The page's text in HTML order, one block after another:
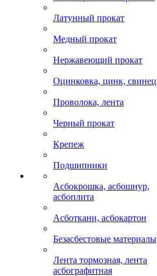
Латунный прокат
Медный прокат
Нержавеющий прокат
Оцинковка, цинк, свинец
Проволока, лента
Черный прокат
Крепеж
Подшипники
Асбокрошка, асбошнур,
асбоплита
Асботкани, асбокартон
Безасбестовые материалы
Лента тормозная, лента
асбографитная